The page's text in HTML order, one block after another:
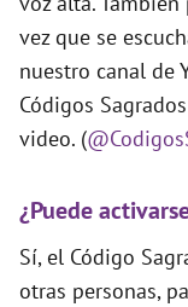
vez que se
nuestro canal de
Códigos
video. (
¿Puede
Sí, el Código
otras personas,